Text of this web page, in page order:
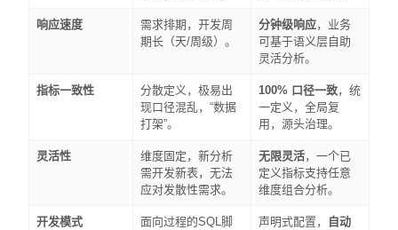
响应速度
需求排期，开发周
期长（天/周级）。
分钟级响应，业务
可基于语义层自助
灵活分析。
指标一致性
分散定义，极易出
现口径混乱，“数据
打架”。
100% 口径一致，统
一定义，全局复
用，源头治理。
灵活性
维度固定，新分析
需开发新表，无法
应对发散性需求。
无限灵活，一个已
定义指标支持任意
维度组合分析。
开发模式
面向过程的SQL脚
声明式配置，
自动